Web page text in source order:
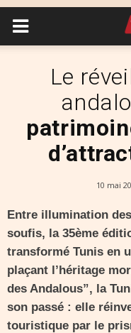
Le
10 mai
Entre illumination
soufis, la 35ème
transformé Tunis en
plaçant l’héritage
des Andalous”, la
son passé : elle
touristique par le